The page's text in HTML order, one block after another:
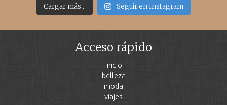
Cargar más... Seguir en Instagram
Acceso rápido
inicio
belleza
moda
viajes